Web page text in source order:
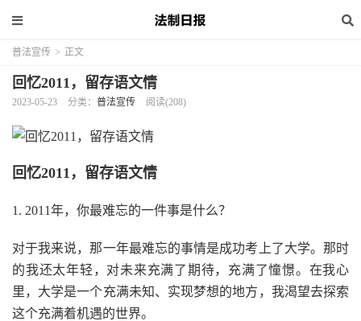
普法宣传 > 正文
回忆2011，留存语文情
2023-05-23 分类： 普法宣传 阅读(208)
回忆2011，留存语文情
1. 2011年，你最难忘的一件事是什么？
对于我来说，那一年最难忘的事情是成功考上了大学。那时
的我还太年轻，对未来充满了期待，充满了憧憬。在我心
里，大学是一个充满未知、实现梦想的地方，我渴望去探索
这个充满着机遇的世界。